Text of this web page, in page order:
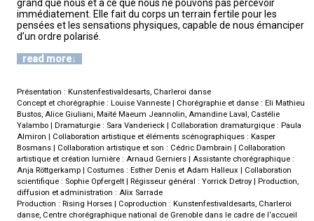
grand que nous et à ce que nous ne pouvons pas percevoir
immédiatement. Elle fait du corps un terrain fertile pour les
pensées et les sensations physiques, capable de nous émanciper
d’un ordre polarisé.
read more
Présentation : Kunstenfestivaldesarts, Charleroi danse
Concept et chorégraphie : Louise Vanneste | Chorégraphie et danse : Eli Mathieu
Bustos, Alice Giuliani, Maïté Maeum Jeannolin, Amandine Laval, Castélie
Yalambo | Dramaturgie : Sara Vanderieck | Collaboration dramaturgique : Paula
Almiron | Collaboration artistique et éléments scénographiques : Kasper
Bosmans | Collaboration artistique et son : Cédric Dambrain | Collaboration
artistique et création lumière : Arnaud Gerniers | Assistante chorégraphique :
Anja Röttgerkamp | Costumes : Esther Denis et Adam Halleux | Collaboration
scientifique : Sophie Opfergelt | Régisseur général : Yorrick Detroy | Production,
diffusion et administration : Alix Sarrade
Production : Rising Horses | Coproduction : Kunstenfestivaldesarts, Charleroi
danse, Centre chorégraphique national de Grenoble dans le cadre de l‘accueil